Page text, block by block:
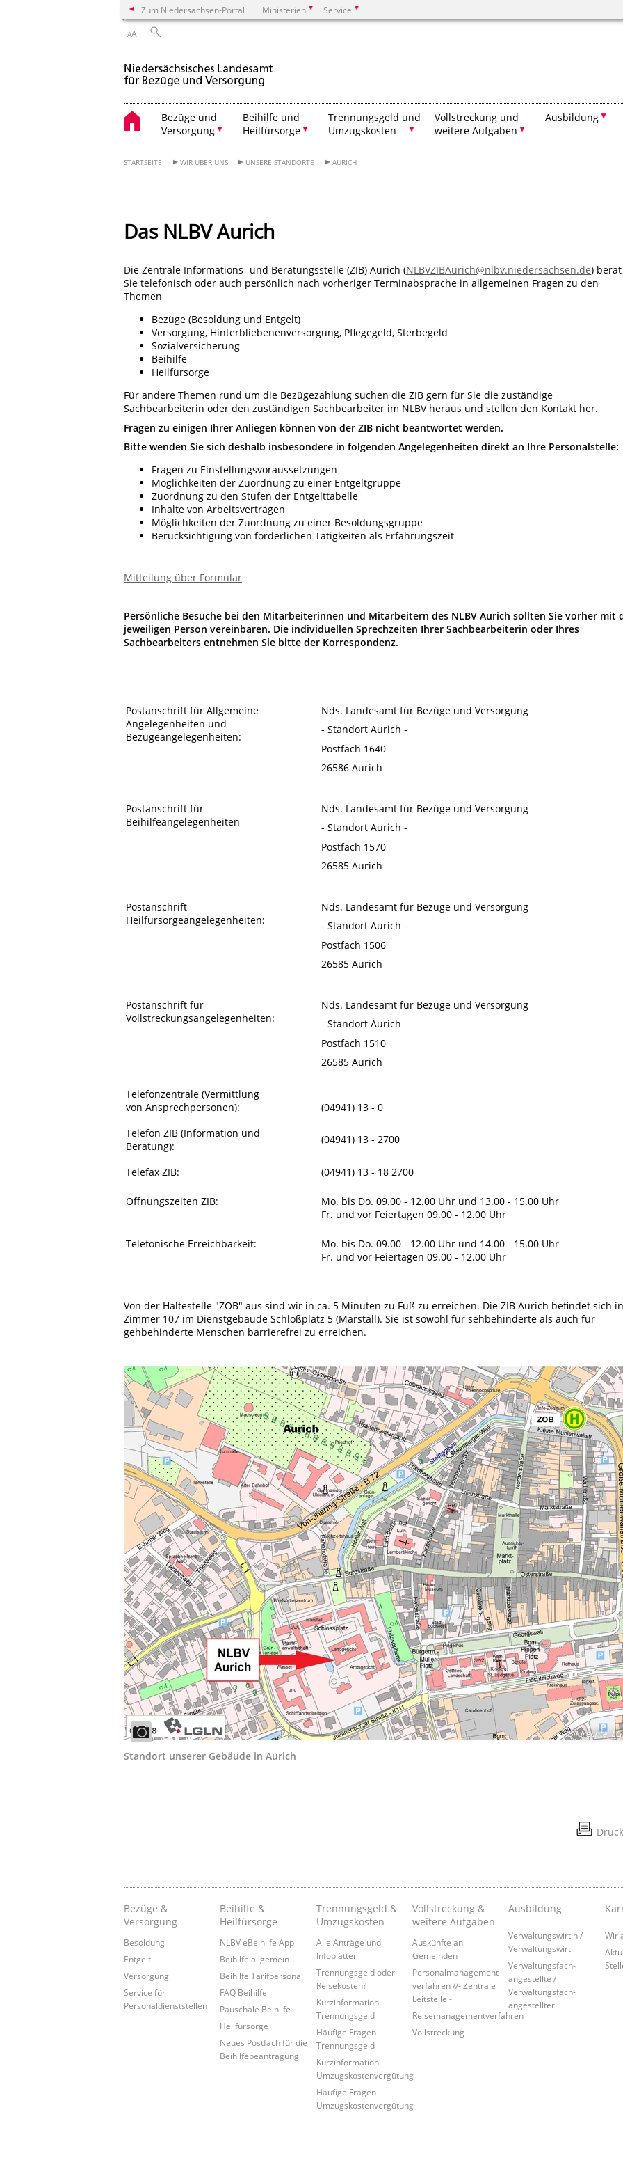
Zum Niedersachsen-Portal Ministerien Service
AA
Bezüge und
Versorgung
Beihilfe und
Heilfürsorge
Trennungsgeld und
Umzugskosten
Vollstreckung und
weitere Aufgaben
Ausbildung
STARTSEITE WIR ÜBER UNS UNSERE STANDORTE AURICH
Das NLBV Aurich
Die Zentrale Informations- und Beratungsstelle (ZIB) Aurich (NLBVZIBAurich@nlbv.niedersachsen.de) berät
Sie telefonisch oder auch persönlich nach vorheriger Terminabsprache in allgemeinen Fragen zu den
Themen
Bezüge (Besoldung und Entgelt)
Versorgung, Hinterbliebenenversorgung, Pflegegeld, Sterbegeld
Sozialversicherung
Beihilfe
Heilfürsorge
Für andere Themen rund um die Bezügezahlung suchen die ZIB gern für Sie die zuständige
Sachbearbeiterin oder den zuständigen Sachbearbeiter im NLBV heraus und stellen den Kontakt her.
Fragen zu einigen Ihrer Anliegen können von der ZIB nicht beantwortet werden.
Bitte wenden Sie sich deshalb insbesondere in folgenden Angelegenheiten direkt an Ihre Personalstelle:
Fragen zu Einstellungsvoraussetzungen
Möglichkeiten der Zuordnung zu einer Entgeltgruppe
Zuordnung zu den Stufen der Entgelttabelle
Inhalte von Arbeitsverträgen
Möglichkeiten der Zuordnung zu einer Besoldungsgruppe
Berücksichtigung von förderlichen Tätigkeiten als Erfahrungszeit
Mitteilung über Formular
Persönliche Besuche bei den Mitarbeiterinnen und Mitarbeitern des NLBV Aurich sollten Sie vorher mit
jeweiligen Person vereinbaren. Die individuellen Sprechzeiten Ihrer Sachbearbeiterin oder Ihres
Sachbearbeiters entnehmen Sie bitte der Korrespondenz.
Postanschrift für Allgemeine
Angelegenheiten und
Bezügeangelegenheiten:
Nds. Landesamt für Bezüge und Versorgung
- Standort Aurich -
Postfach 1640
26586 Aurich
Postanschrift für
Beihilfeangelegenheiten
Nds. Landesamt für Bezüge und Versorgung
- Standort Aurich -
Postfach 1570
26585 Aurich
Postanschrift
Heilfürsorgeangelegenheiten:
Nds. Landesamt für Bezüge und Versorgung
- Standort Aurich -
Postfach 1506
26585 Aurich
Postanschrift für
Vollstreckungsangelegenheiten:
Nds. Landesamt für Bezüge und Versorgung
- Standort Aurich -
Postfach 1510
26585 Aurich
Telefonzentrale (Vermittlung
von Ansprechpersonen):
(04941) 13 - 0
Telefon ZIB (Information und
Beratung):
(04941) 13 - 2700
Telefax ZIB: (04941) 13 - 18 2700
Öffnungszeiten ZIB: Mo. bis Do. 09.00 - 12.00 Uhr und 13.00 - 15.00 Uhr
Fr. und vor Feiertagen 09.00 - 12.00 Uhr
Telefonische Erreichbarkeit: Mo. bis Do. 09.00 - 12.00 Uhr und 14.00 - 15.00 Uhr
Fr. und vor Feiertagen 09.00 - 12.00 Uhr
Von der Haltestelle "ZOB" aus sind wir in ca. 5 Minuten zu Fuß zu erreichen. Die ZIB Aurich befindet sich in
Zimmer 107 im Dienstgebäude Schloßplatz 5 (Marstall). Sie ist sowohl für sehbehinderte als auch für
gehbehinderte Menschen barrierefrei zu erreichen.
Bildrechte:
Standort unserer Gebäude in Aurich
Bezüge &
Versorgung
Besoldung
Entgelt
Versorgung
Service für
Personaldienststellen
Beihilfe &
Heilfürsorge
NLBV eBeihilfe App
Beihilfe allgemein
Beihilfe Tarifpersonal
FAQ Beihilfe
Pauschale Beihilfe
Heilfürsorge
Neues Postfach für die
Beihilfebeantragung
Trennungsgeld &
Umzugskosten
Alle Anträge und
Infoblätter
Trennungsgeld oder
Reisekosten?
Kurzinformation
Trennungsgeld
Häufige Fragen
Trennungsgeld
Kurzinformation
Umzugskostenvergütung
Häufige Fragen
Umzugskostenvergütung
Vollstreckung &
weitere Aufgaben
Auskünfte an
Gemeinden
Personalmanagement-­
verfahren //- Zentrale
Leitstelle -
Reisemanagementverfahren
Vollstreckung
Ausbildung
Verwaltungswirtin /
Verwaltungswirt
Verwaltungsfach-
angestellte /
Verwaltungsfach-
angestellter
Wir